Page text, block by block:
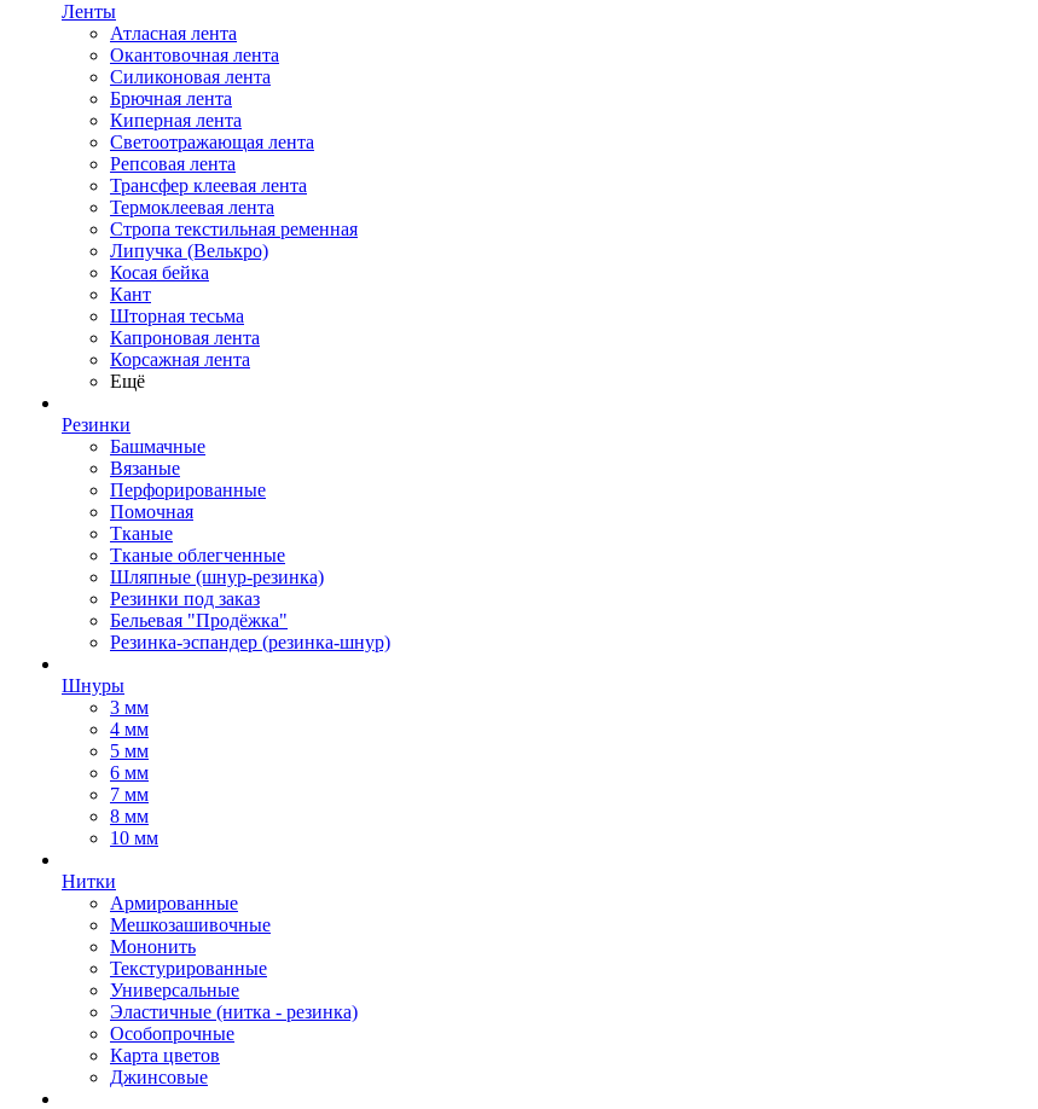
Ленты
Атласная лента
Окантовочная лента
Силиконовая лента
Брючная лента
Киперная лента
Светоотражающая лента
Репсовая лента
Трансфер клеевая лента
Термоклеевая лента
Стропа текстильная ременная
Липучка (Велькро)
Косая бейка
Кант
Шторная тесьма
Капроновая лента
Корсажная лента
Ещё
Резинки
Башмачные
Вязаные
Перфорированные
Помочная
Тканые
Тканые облегченные
Шляпные (шнур-резинка)
Резинки под заказ
Бельевая "Продёжка"
Резинка-эспандер (резинка-шнур)
Шнуры
3 мм
4 мм
5 мм
6 мм
7 мм
8 мм
10 мм
Нитки
Армированные
Мешкозашивочные
Мононить
Текстурированные
Универсальные
Эластичные (нитка - резинка)
Особопрочные
Карта цветов
Джинсовые